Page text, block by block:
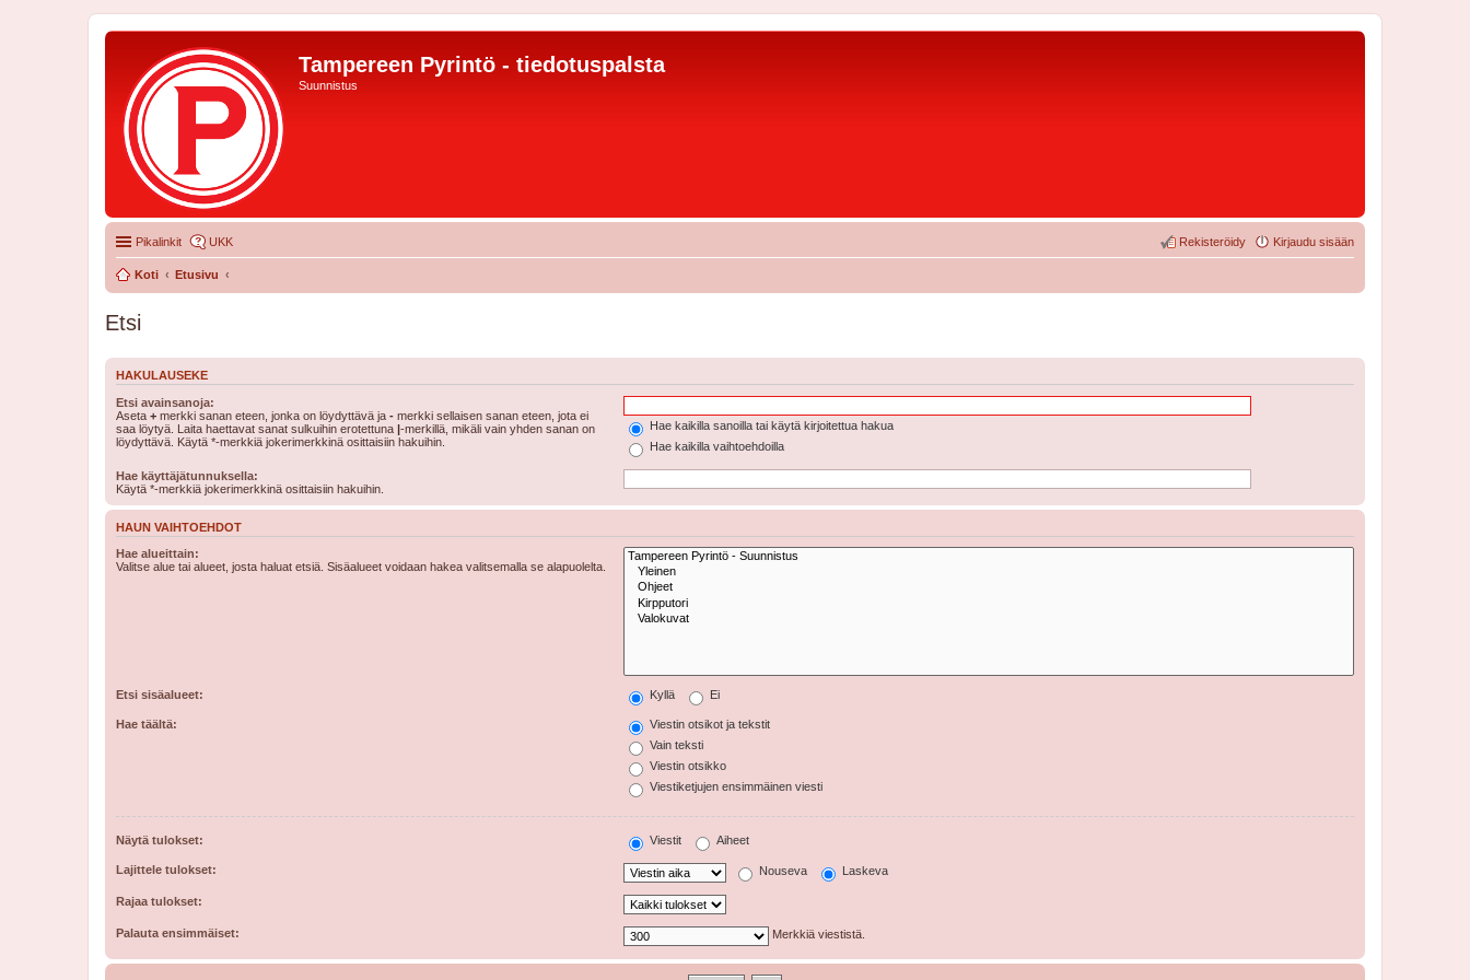
Tampereen Pyrintö - tiedotuspalsta
Suunnistus
Pikalinkit UKK Kirjaudu sisään
Rekisteröidy
Koti Etusivu
Etsi
HAKULAUSEKE
Etsi avainsanoja:
Aseta + merkki sanan eteen, jonka on löydyttävä ja - merkki sellaisen sanan eteen, jota ei
saa löytyä. Laita haettavat sanat sulkuihin erotettuna |-merkillä, mikäli vain yhden sanan on
löydyttävä. Käytä *-merkkiä jokerimerkkinä osittaisiin hakuihin.
Hae kaikilla sanoilla tai käytä kirjoitettua hakua
Hae kaikilla vaihtoehdoilla
Hae käyttäjätunnuksella:
Käytä *-merkkiä jokerimerkkinä osittaisiin hakuihin.
HAUN VAIHTOEHDOT
Hae alueittain:
Valitse alue tai alueet, josta haluat etsiä. Sisäalueet voidaan hakea valitsemalla se alapuolelta.
Etsi sisäalueet: Kyllä Ei
Hae täältä:
Viestin otsikot ja tekstit
Vain teksti
Viestin otsikko
Viestiketjujen ensimmäinen viesti
Näytä tulokset: Viestit Aiheet
Lajittele tulokset: Nouseva Laskeva
Rajaa tulokset:
Palauta ensimmäiset: Merkkiä viestistä.